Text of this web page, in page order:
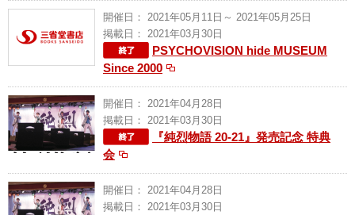
開催日： 2021年05月11日～ 2021年05月25日
掲載日： 2021年03月30日
PSYCHOVISION hide MUSEUM
Since 2000
開催日： 2021年04月28日
掲載日： 2021年03月30日
『純烈物語 20-21』発売記念 特典
会
開催日： 2021年04月28日
掲載日： 2021年03月30日